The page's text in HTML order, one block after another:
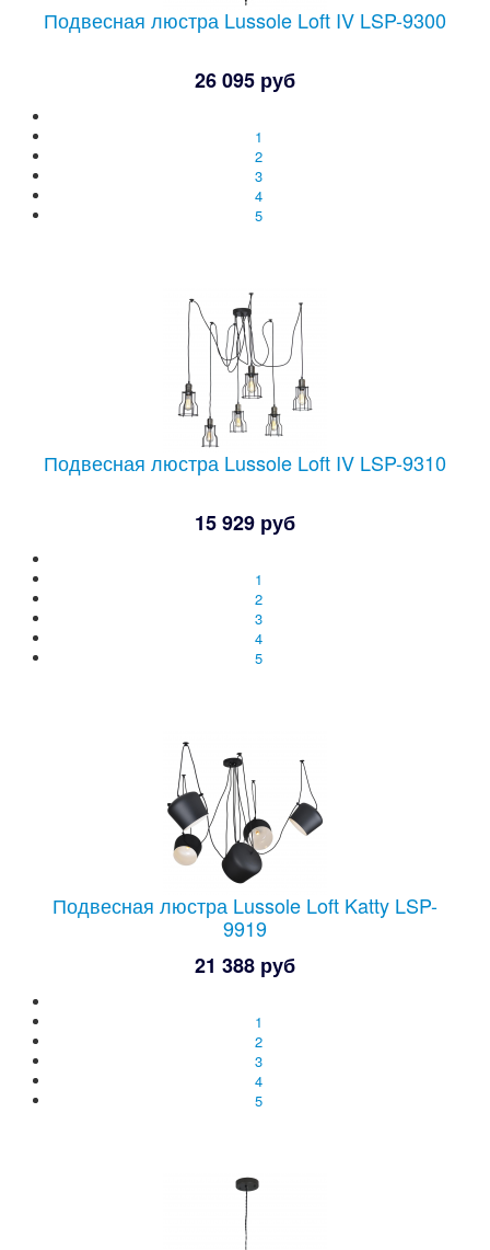
Подвесная люстра Lussole Loft IV LSP-9300
26 095 руб
1
2
3
4
5
Подвесная люстра Lussole Loft IV LSP-9310
15 929 руб
1
2
3
4
5
Подвесная люстра Lussole Loft Katty LSP-
9919
21 388 руб
1
2
3
4
5